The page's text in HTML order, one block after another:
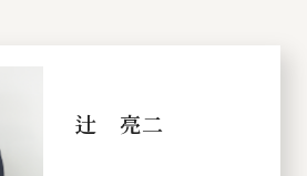
辻 亮二